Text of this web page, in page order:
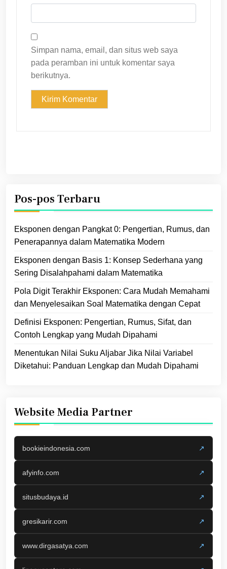
Simpan nama, email, dan situs web saya
pada peramban ini untuk komentar saya
berikutnya.
Pos-pos Terbaru
Eksponen dengan Pangkat 0: Pengertian, Rumus, dan
Penerapannya dalam Matematika Modern
Eksponen dengan Basis 1: Konsep Sederhana yang
Sering Disalahpahami dalam Matematika
Pola Digit Terakhir Eksponen: Cara Mudah Memahami
dan Menyelesaikan Soal Matematika dengan Cepat
Definisi Eksponen: Pengertian, Rumus, Sifat, dan
Contoh Lengkap yang Mudah Dipahami
Menentukan Nilai Suku Aljabar Jika Nilai Variabel
Diketahui: Panduan Lengkap dan Mudah Dipahami
Website Media Partner
bookieindonesia.com ↗
afyinfo.com ↗
situsbudaya.id ↗
gresikarir.com ↗
www.dirgasatya.com ↗